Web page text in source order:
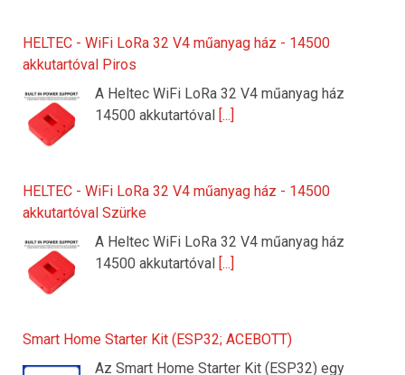
HELTEC - WiFi LoRa 32 V4 műanyag ház - 14500
akkutartóval Piros
A Heltec WiFi LoRa 32 V4 műanyag ház
14500 akkutartóval
[...]
HELTEC - WiFi LoRa 32 V4 műanyag ház - 14500
akkutartóval Szürke
A Heltec WiFi LoRa 32 V4 műanyag ház
14500 akkutartóval
[...]
Smart Home Starter Kit (ESP32; ACEBOTT)
Az Smart Home Starter Kit (ESP32) egy